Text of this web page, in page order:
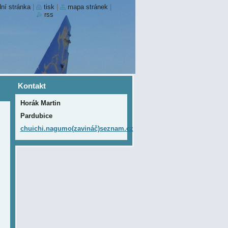
Kontakt
Horák Martin
Pardubice
chuichi.nagumo(zavináč)seznam.cz
stránka tisk mapa stránek
rss